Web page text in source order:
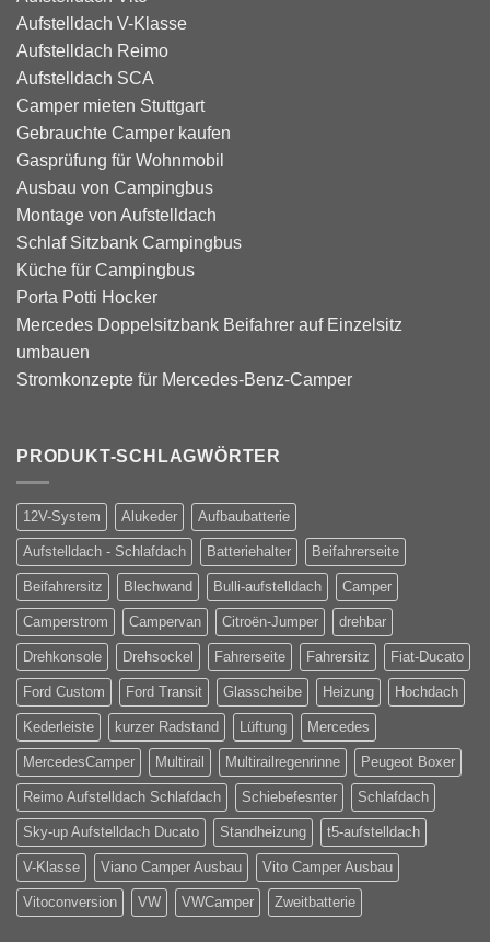
Aufstelldach V-Klasse
Aufstelldach Reimo
Aufstelldach SCA
Camper mieten Stuttgart
Gebrauchte Camper kaufen
Gasprüfung für Wohnmobil
Ausbau von Campingbus
Montage von Aufstelldach
Schlaf Sitzbank Campingbus
Küche für Campingbus
Porta Potti Hocker
Mercedes Doppelsitzbank Beifahrer auf Einzelsitz
umbauen
Stromkonzepte für Mercedes-Benz-Camper
PRODUKT-SCHLAGWÖRTER
12V-System Alukeder Aufbaubatterie
Aufstelldach - Schlafdach Batteriehalter Beifahrerseite
Beifahrersitz Blechwand Bulli-aufstelldach Camper
Camperstrom Campervan Citroën-Jumper drehbar
Drehkonsole Drehsockel Fahrerseite Fahrersitz Fiat-Ducato
Ford Custom Ford Transit Glasscheibe Heizung Hochdach
Kederleiste kurzer Radstand Lüftung Mercedes
MercedesCamper Multirail Multirailregenrinne Peugeot Boxer
Reimo Aufstelldach Schlafdach Schiebefesnter Schlafdach
Sky-up Aufstelldach Ducato Standheizung t5-aufstelldach
V-Klasse Viano Camper Ausbau Vito Camper Ausbau
Vitoconversion VW VWCamper Zweitbatterie